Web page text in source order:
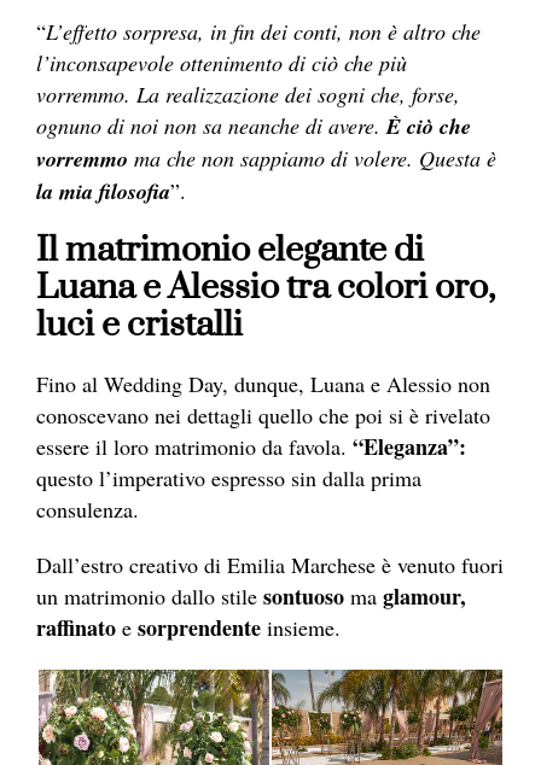
“L’effetto sorpresa, in fin dei conti, non è altro che
l’inconsapevole ottenimento di ciò che più
vorremmo. La realizzazione dei sogni che, forse,
ognuno di noi non sa neanche di avere.È ciò che
vorremmo ma che non sappiamo di volere. Questa è
la mia filosofia”.
Il matrimonio elegante di
Luana e Alessio tra colori oro,
luci e cristalli
Fino al Wedding Day, dunque, Luana e Alessio non
conoscevano nei dettagli quello che poi si è rivelato
essere il loro matrimonio da favola. “Eleganza”:
questo l’imperativo espresso sin dalla prima
consulenza.
Dall’estro creativo di Emilia Marchese è venuto fuori
un matrimonio dallo stile sontuoso ma glamour,
raffinato e sorprendente insieme.